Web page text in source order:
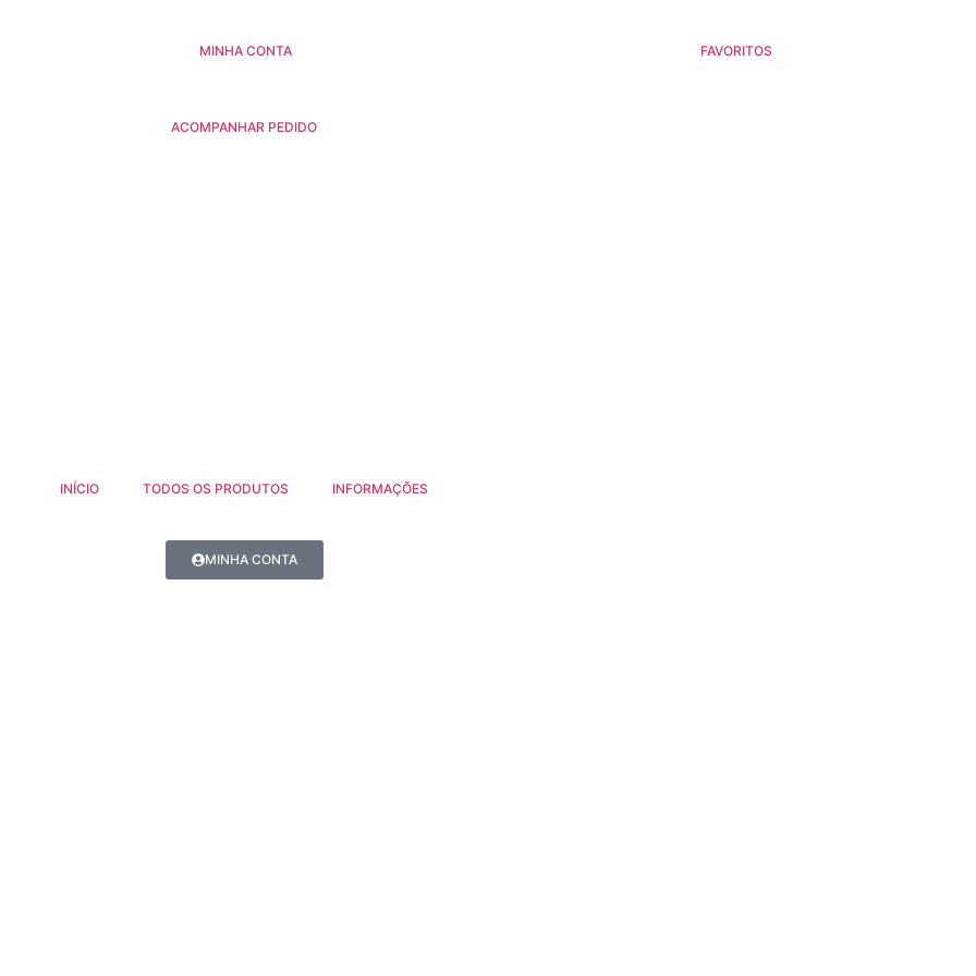
MINHA CONTA FAVORITOS
ACOMPANHAR PEDIDO
INÍCIO TODOS OS PRODUTOS INFORMAÇÕES
MINHA CONTA